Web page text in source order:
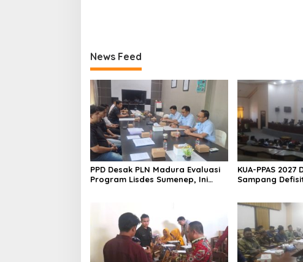
News Feed
PPD Desak PLN Madura Evaluasi
Program Lisdes Sumenep, Ini
KUA-PPAS 2027
Sampang